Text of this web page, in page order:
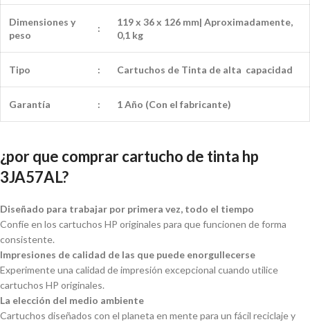
Dimensiones y
peso
:
119 x 36 x 126 mm| Aproximadamente,
0,1 kg
Tipo : Cartuchos de Tinta de alta capacidad
Garantía : 1 Año (Con el fabricante)
¿por que comprar cartucho de tinta hp
3JA57AL?
Diseñado para trabajar por primera vez, todo el tiempo
Confíe en los cartuchos HP originales para que funcionen de forma
consistente.
Impresiones de calidad de las que puede enorgullecerse
Experimente una calidad de impresión excepcional cuando utilice
cartuchos HP originales.
La elección del medio ambiente
Cartuchos diseñados con el planeta en mente para un fácil reciclaje y